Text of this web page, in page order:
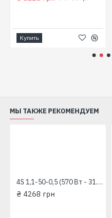
Ширина: 102 мм
Купить
МЫ ТАКЖЕ РЕКОМЕНДУЕМ
4S 1,1-50-0,5 (570 Вт - 31.6 л/мин - напор: 98 м) "RUDES" глубинный насос для скважин
₴ 4268 грн